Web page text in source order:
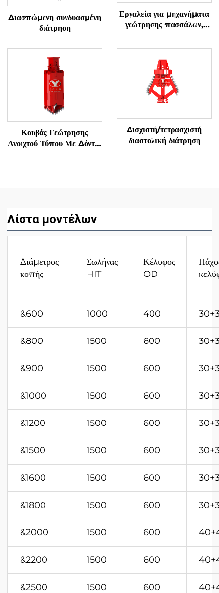
Διασπώμενη συνδυασμένη
διάτρηση
Εργαλεία για μηχανήματα
γεώτρησης πασσάλων,
βράχους (βράχος & έδαφος)
Κουβάς Γεώτρησης
Ανοιχτού Τύπου Με Δόντια
Δισχιστή/τετρασχιστή
διαστολική διάτρηση
Λίστα μοντέλων
Διάμετρος
κοπής
Σωλήνας
HIT
Κέλυφος
OD
&600 1000 400
&800 1500 600
&900 1500 600
&1000 1500 600
&1200 1500 600
&1500 1500 600
&1600 1500 600
&1800 1500 600
&2000 1500 600
&2200 1500 600
&2500 1500 600